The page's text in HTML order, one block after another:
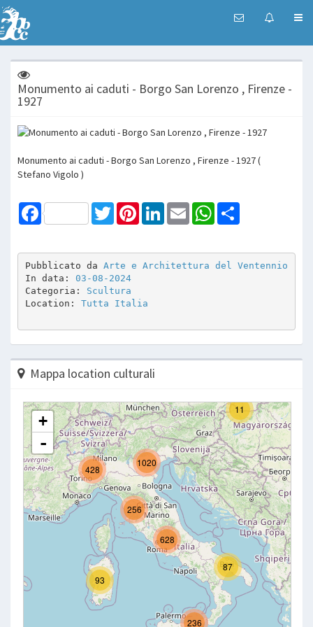
Monumento ai caduti - Borgo San Lorenzo , Firenze -
1927
Monumento ai caduti - Borgo San Lorenzo , Firenze - 1927 (
Stefano Vigolo )
Facebook TwitterPinterestLinkedInEmail WhatsApp
Pubblicato da Arte e Architettura del Ventennio
In data: 03-08-2024
Categoria: Scultura
Location: Tutta Italia
Mappa location culturali